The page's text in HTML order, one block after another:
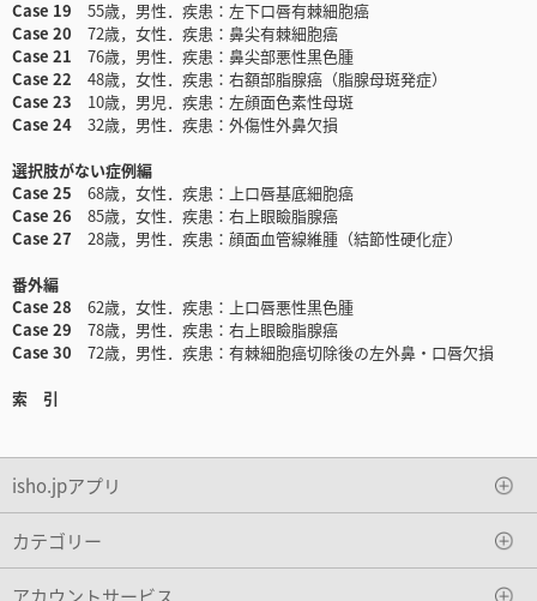
Case 19 55歳，男性．疾患：左下口唇有棘細胞癌
Case 20 72歳，女性．疾患：鼻尖有棘細胞癌
Case 21 76歳，男性．疾患：鼻尖部悪性黒色腫
Case 22 48歳，女性．疾患：右額部脂腺癌（脂腺母斑発症）
Case 23 10歳，男児．疾患：左顔面色素性母斑
Case 24 32歳，男性．疾患：外傷性外鼻欠損
選択肢がない症例編
Case 25 68歳，女性．疾患：上口唇基底細胞癌
Case 26 85歳，女性．疾患：右上眼瞼脂腺癌
Case 27 28歳，男性．疾患：顔面血管線維腫（結節性硬化症）
番外編
Case 28 62歳，女性．疾患：上口唇悪性黒色腫
Case 29 78歳，男性．疾患：右上眼瞼脂腺癌
Case 30 72歳，男性．疾患：有棘細胞癌切除後の左外鼻・口唇欠損
索 引
isho.jpアプリ
カテゴリー
アカウントサービス